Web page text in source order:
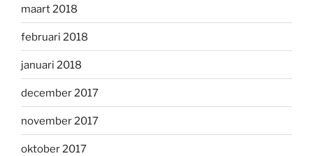
maart 2018
februari 2018
januari 2018
december 2017
november 2017
oktober 2017